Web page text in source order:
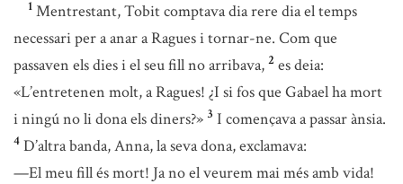
1 Mentrestant, Tobit comptava dia rere dia el temps
necessari per a anar a Ragues i tornar-ne. Com que
passaven els dies i el seu fill no arribava, 2 es deia:
«L’entretenen molt, a Ragues! ¿I si fos que Gabael ha mort
i ningú no li dona els diners?» 3 I començava a passar ànsia.
4 D’altra banda, Anna, la seva dona, exclamava:
—El meu fill és mort! Ja no el veurem mai més amb vida!